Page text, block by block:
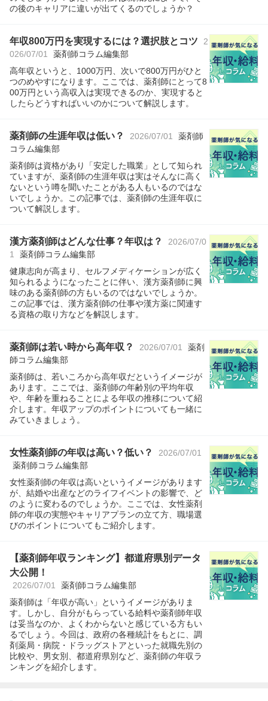
の後のキャリアに違いが出てくるのでしょうか？
年収800万円を実現するには？選択肢とコツ
2
026/07/01
薬剤師コラム編集部
高年収というと、1000万円、次いで800万円がひと
つのめやすになります。ここでは、薬剤師にとって8
00万円という高収入は実現できるのか、実現すると
したらどうすればいいのかについて解説します。
薬剤師の生涯年収は低い？ 2026/07/01
薬剤師
コラム編集部
薬剤師は資格があり「安定した職業」として知られ
ていますが、薬剤師の生涯年収は実はそんなに高く
ないという噂を聞いたことがある人もいるのではな
いでしょうか。この記事では、薬剤師の生涯年収に
ついて解説します。
漢方薬剤師はどんな仕事？年収は？
2026/07/0
1
薬剤師コラム編集部
健康志向が高まり、セルフメディケーションが広く
知られるようになったことに伴い、漢方薬剤師に興
味のある薬剤師の方もいるのではないでしょうか。
この記事では、漢方薬剤師の仕事や漢方薬に関連す
る資格の取り方などを解説します。
薬剤師は若い時から高年収？ 2026/07/01
薬剤
師コラム編集部
薬剤師は、若いころから高年収だというイメージが
あります。ここでは、薬剤師の年齢別の平均年収
や、年齢を重ねることによる年収の推移について紹
介します。年収アップのポイントについても一緒に
みていきましょう。
女性薬剤師の年収は高い？低い？
2026/07/01
薬剤師コラム編集部
女性薬剤師の年収は高いというイメージがあります
が、結婚や出産などのライフイベントの影響で、ど
のように変わるのでしょうか。ここでは、女性薬剤
師の年収の実態やキャリアプランの立て方、職場選
びのポイントについてもご紹介します。
【薬剤師年収ランキング】都道府県別データ
大公開！
2026/07/01 薬剤師コラム編集部
薬剤師は「年収が高い」というイメージがありま
す。しかし、自分がもらっている給料や薬剤師年収
は妥当なのか、よくわからないと感じている方もい
るでしょう。今回は、政府の各種統計をもとに、調
剤薬局・病院・ドラッグストアといった就職先別の
比較や、男女別、都道府県別など、薬剤師の年収ラ
ンキングを紹介します。